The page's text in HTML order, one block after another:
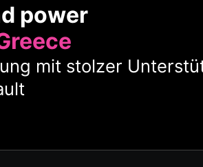
power
mit stolzer